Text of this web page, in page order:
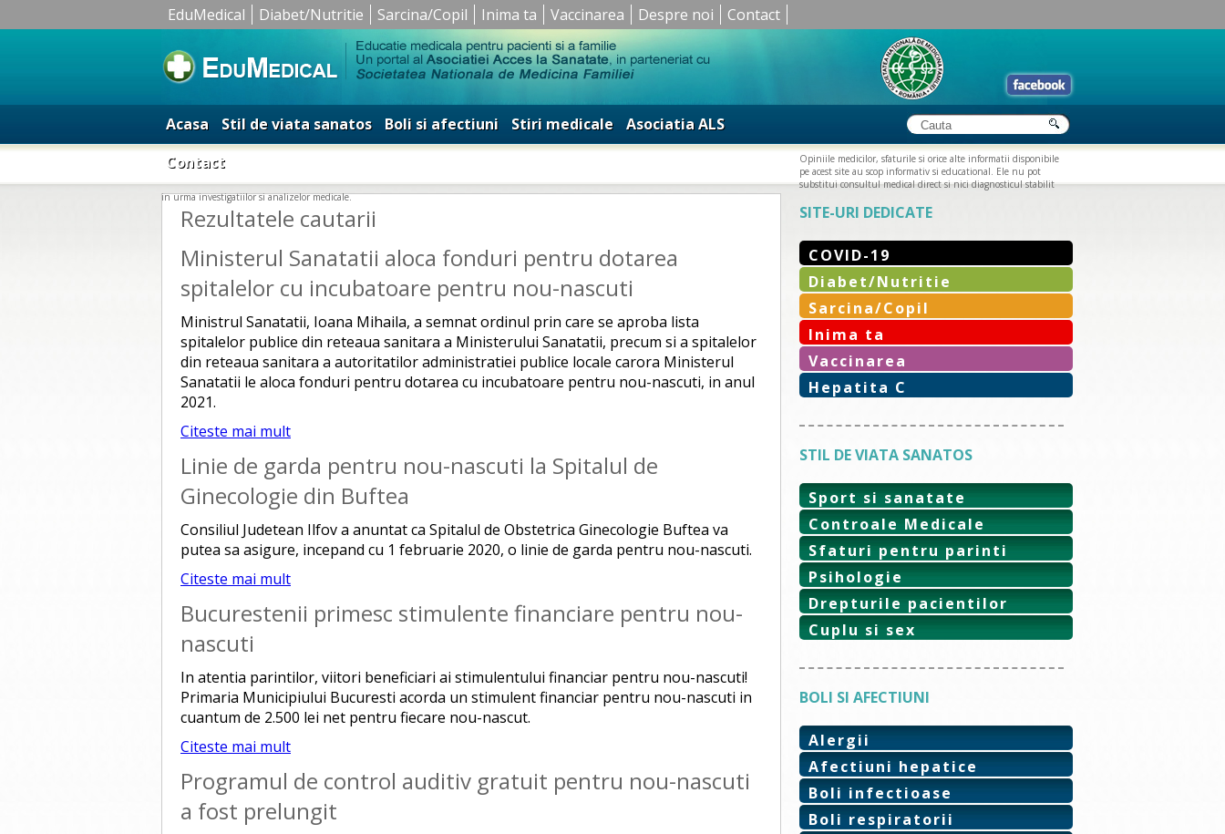
EduMedical Diabet/Nutritie Sarcina/Copil Inima ta Vaccinarea Despre noi Contact
Acasa Stil de viata sanatos Boli si afectiuni Stiri medicale
Asociatia ALS
Contact
Opiniile medicilor, sfaturile si orice alte informatii disponibile
pe acest site au scop informativ si educational. Ele nu pot
substitui consultul medical direct si nici diagnosticul stabilit
in urma investigatiilor si analizelor medicale.
Rezultatele cautarii
Ministerul Sanatatii aloca fonduri pentru dotarea
spitalelor cu incubatoare pentru nou-nascuti
Ministrul Sanatatii, Ioana Mihaila, a semnat ordinul prin care se aproba lista
spitalelor publice din reteaua sanitara a Ministerului Sanatatii, precum si a spitalelor
din reteaua sanitara a autoritatilor administratiei publice locale carora Ministerul
Sanatatii le aloca fonduri pentru dotarea cu incubatoare pentru nou-nascuti, in anul
2021.
Citeste mai mult
Linie de garda pentru nou-nascuti la Spitalul de
Ginecologie din Buftea
Consiliul Judetean Ilfov a anuntat ca Spitalul de Obstetrica Ginecologie Buftea va
putea sa asigure, incepand cu 1 februarie 2020, o linie de garda pentru nou-nascuti.
Citeste mai mult
Bucurestenii primesc stimulente financiare pentru nou-
nascuti
In atentia parintilor, viitori beneficiari ai stimulentului financiar pentru nou-nascuti!
Primaria Municipiului Bucuresti acorda un stimulent financiar pentru nou-nascuti in
cuantum de 2.500 lei net pentru fiecare nou-nascut.
Citeste mai mult
Programul de control auditiv gratuit pentru nou-nascuti
a fost prelungit
SITE-URI DEDICATE
COVID-19
Diabet/Nutritie
Sarcina/Copil
Inima ta
Vaccinarea
Hepatita C
STIL DE VIATA SANATOS
Sport si sanatate
Controale Medicale
Sfaturi pentru parinti
Psihologie
Drepturile pacientilor
Cuplu si sex
BOLI SI AFECTIUNI
Alergii
Afectiuni hepatice
Boli infectioase
Boli respiratorii